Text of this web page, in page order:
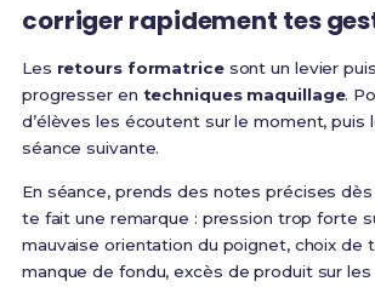
corriger rapidement tes
Les retours formatricesont un levier
progresser en techniques maquillage.
d’élèves les écoutent sur le moment, puis
séance suivante.
En séance, prends des notes précises
te fait une remarque : pression trop forte
mauvaise orientation du poignet, choix de
manque de fondu, excès de produit sur les